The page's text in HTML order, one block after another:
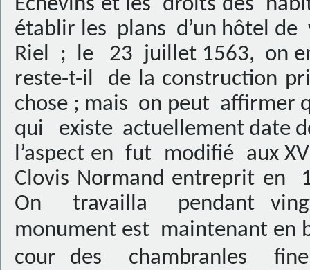
établir les plans d’un hôtel de
Riel
; le 23 juillet 1563, on
reste-t-il
de la construction
chose ; mais on peut affirmer
qui
existe actuellement date
l’aspect en fut modifié aux
Clovis Normand entreprit en
On
travailla
pendant
monument est maintenant en
cour des chambranles